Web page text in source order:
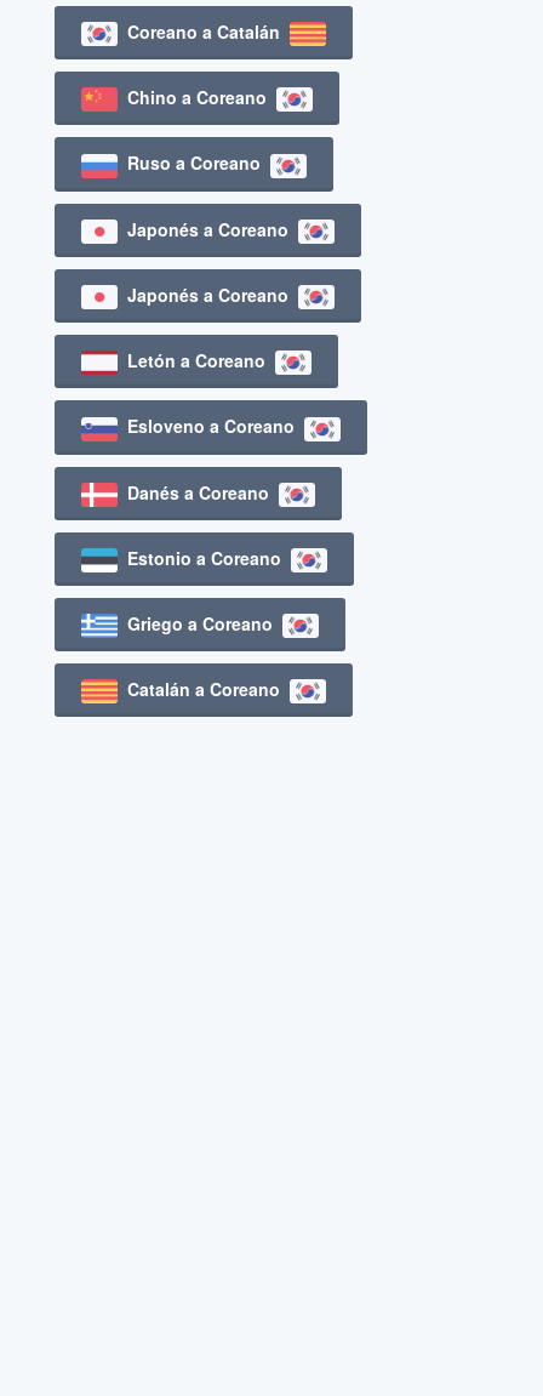
Coreano a Catalán
Chino a Coreano
Ruso a Coreano
Japonés a Coreano
Japonés a Coreano
Letón a Coreano
Esloveno a Coreano
Danés a Coreano
Estonio a Coreano
Griego a Coreano
Catalán a Coreano